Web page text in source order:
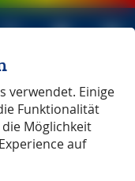
seit 1979
verwendet. Einige
Funktionalität
Möglichkeit
auf